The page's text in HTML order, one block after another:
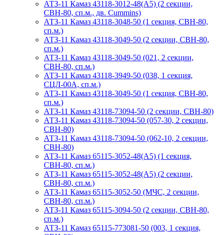
АТЗ-11 Камаз 43118-3012-48(А5) (2 секции,
СВН-80, сп.м., дв. Cummins)
АТЗ-11 Камаз 43118-3048-50 (1 секция, СВН-80,
сп.м.)
АТЗ-11 Камаз 43118-3049-50 (2 секции, СВН-80,
сп.м.)
АТЗ-11 Камаз 43118-3049-50 (021, 2 секции,
СВН-80, сп.м.)
АТЗ-11 Камаз 43118-3949-50 (038, 1 секция,
СЦЛ-00А, сп.м.)
АТЗ-11 Камаз 43118-3049-50 (1 секция, СВН-80,
сп.м.)
АТЗ-11 Камаз 43118-73094-50 (2 секции, СВН-80)
АТЗ-11 Камаз 43118-73094-50 (057-30, 2 секции,
СВН-80)
АТЗ-11 Камаз 43118-73094-50 (062-10, 2 секции,
СВН-80)
АТЗ-11 Камаз 65115-3052-48(A5) (1 секция,
СВН-80, сп.м.)
АТЗ-11 Камаз 65115-3052-48(A5) (2 секции,
СВН-80, сп.м.)
АТЗ-11 Камаз 65115-3052-50 (МЧС, 2 секции,
СВН-80, сп.м.)
АТЗ-11 Камаз 65115-3094-50 (2 секции, СВН-80,
сп.м.)
АТЗ-11 Камаз 65115-773081-50 (003, 1 секция,